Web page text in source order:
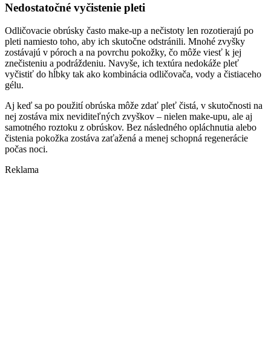
Nedostatočné vyčistenie pleti
Odličovacie obrúsky často make-up a nečistoty len rozotierajú po
pleti namiesto toho, aby ich skutočne odstránili. Mnohé zvyšky
zostávajú v póroch a na povrchu pokožky, čo môže viesť k jej
znečisteniu a podráždeniu. Navyše, ich textúra nedokáže pleť
vyčistiť do hĺbky tak ako kombinácia odličovača, vody a čistiaceho
gélu.
Aj keď sa po použití obrúska môže zdať pleť čistá, v skutočnosti na
nej zostáva mix neviditeľných zvyškov – nielen make-upu, ale aj
samotného roztoku z obrúskov. Bez následného opláchnutia alebo
čistenia pokožka zostáva zaťažená a menej schopná regenerácie
počas noci.
Reklama